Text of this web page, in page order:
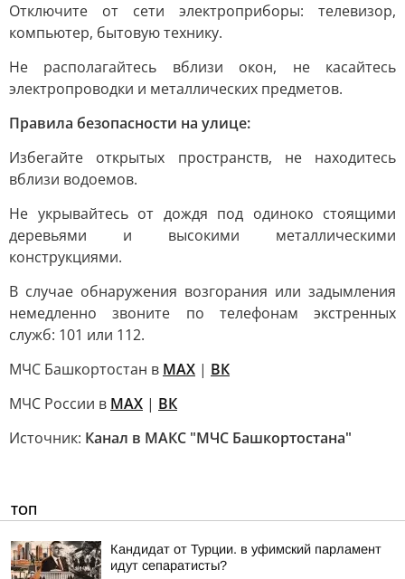
Отключите от сети электроприборы: телевизор,
компьютер, бытовую технику.
Не располагайтесь вблизи окон, не касайтесь
электропроводки и металлических предметов.
Правила безопасности на улице:
Избегайте открытых пространств, не находитесь
вблизи водоемов.
Не укрывайтесь от дождя под одиноко стоящими
деревьями и высокими металлическими
конструкциями.
В случае обнаружения возгорания или задымления
немедленно звоните по телефонам экстренных
служб: 101 или 112.
МЧС Башкортостан в МАХ | ВК
МЧС России в MAX | ВК
Источник: Канал в МАКС "МЧС Башкортостана"
ТОП
Кандидат от Турции. в уфимский парламент
идут сепаратисты?